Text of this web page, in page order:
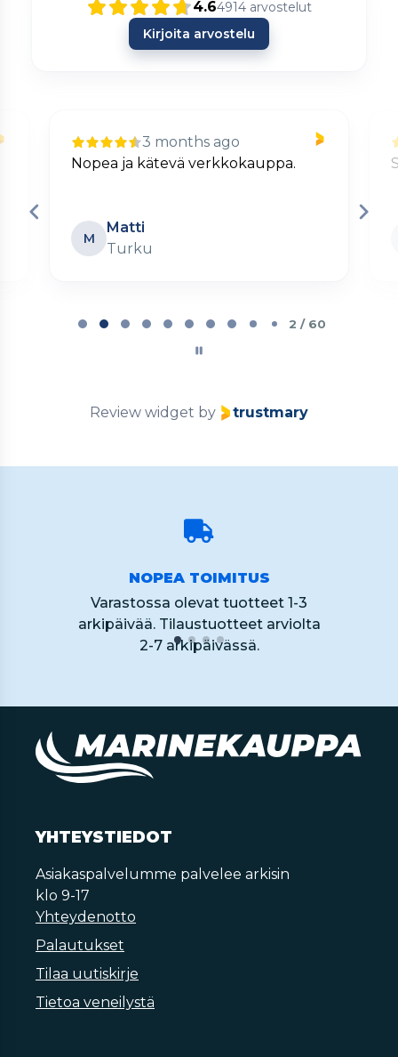
4.64914 arvostelut
Kirjoita arvostelu
3 months ago
Nopea ja kätevä verkkokauppa.
M
Matti
Turku
2 / 60
Review widget by trustmary
NOPEA TOIMITUS
Varastossa olevat tuotteet 1-3
arkipäivää. Tilaustuotteet arviolta
2-7 arkipäivässä.
YHTEYSTIEDOT
Asiakaspalvelumme palvelee arkisin
klo 9-17
Yhteydenotto
Palautukset
Tilaa uutiskirje
Tietoa veneilystä